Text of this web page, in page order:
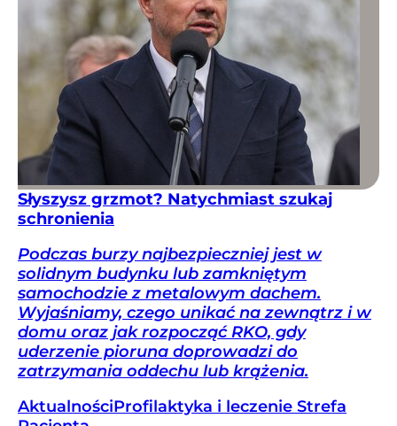
Słyszysz grzmot? Natychmiast szukaj
schronienia
Podczas burzy najbezpieczniej jest w
solidnym budynku lub zamkniętym
samochodzie z metalowym dachem.
Wyjaśniamy, czego unikać na zewnątrz i w
domu oraz jak rozpocząć RKO, gdy
uderzenie pioruna doprowadzi do
zatrzymania oddechu lub krążenia.
AktualnościProfilaktyka i leczenie Strefa